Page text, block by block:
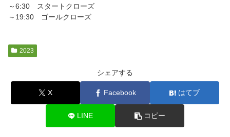
～6:30 スタートクローズ
～19:30 ゴールクローズ
2023
シェアする
X Facebook はてブ
LINE コピー